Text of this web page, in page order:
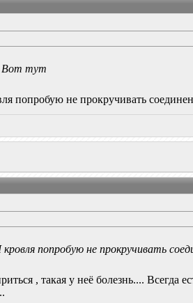
Вот тут
попробую не прокручивать
попробую не прокручивать
, такая у неё болезнь.... Всегда